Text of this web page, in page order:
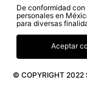
© COPYRIGHT 2022
De conformidad
personales en
para diversas
Aceptar